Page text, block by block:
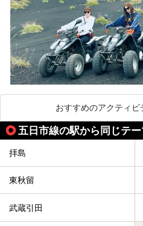
おすすめのアクティビ
五日市線の駅から同じテ
拝島
東秋留
武蔵引田